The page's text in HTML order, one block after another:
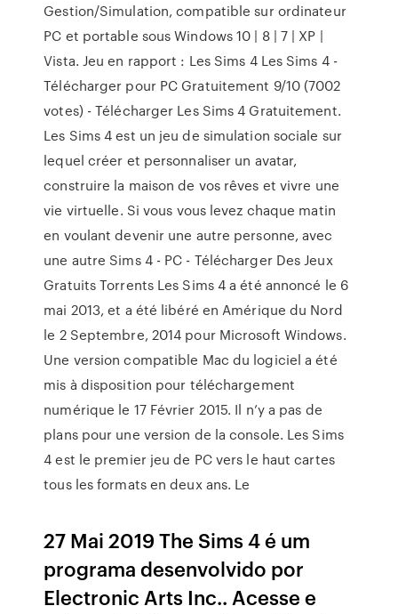
Gestion/Simulation, compatible sur ordinateur
PC et portable sous Windows 10 | 8 | 7 | XP |
Vista. Jeu en rapport : Les Sims 4 Les Sims 4 -
Télécharger pour PC Gratuitement 9/10 (7002
votes) - Télécharger Les Sims 4 Gratuitement.
Les Sims 4 est un jeu de simulation sociale sur
lequel créer et personnaliser un avatar,
construire la maison de vos rêves et vivre une
vie virtuelle. Si vous vous levez chaque matin
en voulant devenir une autre personne, avec
une autre Sims 4 - PC - Télécharger Des Jeux
Gratuits Torrents Les Sims 4 a été annoncé le 6
mai 2013, et a été libéré en Amérique du Nord
le 2 Septembre, 2014 pour Microsoft Windows.
Une version compatible Mac du logiciel a été
mis à disposition pour téléchargement
numérique le 17 Février 2015. Il n’y a pas de
plans pour une version de la console. Les Sims
4 est le premier jeu de PC vers le haut cartes
tous les formats en deux ans. Le
27 Mai 2019 The Sims 4 é um
programa desenvolvido por
Electronic Arts Inc.. Acesse e